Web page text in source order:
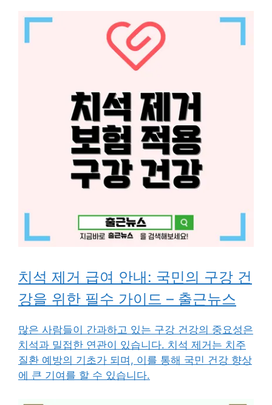
치석 제거 급여 안내: 국민의 구강 건
강을 위한 필수 가이드 – 출근뉴스
많은 사람들이 간과하고 있는 구강 건강의 중요성은
치석과 밀접한 연관이 있습니다. 치석 제거는 치주
질환 예방의 기초가 되며, 이를 통해 국민 건강 향상
에 큰 기여를 할 수 있습니다.